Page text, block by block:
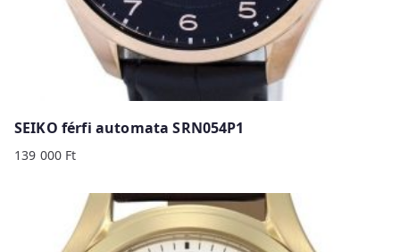
SEIKO férfi automata SRN054P1
139 000 Ft